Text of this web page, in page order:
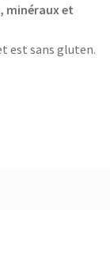
minéraux et
est sans gluten.